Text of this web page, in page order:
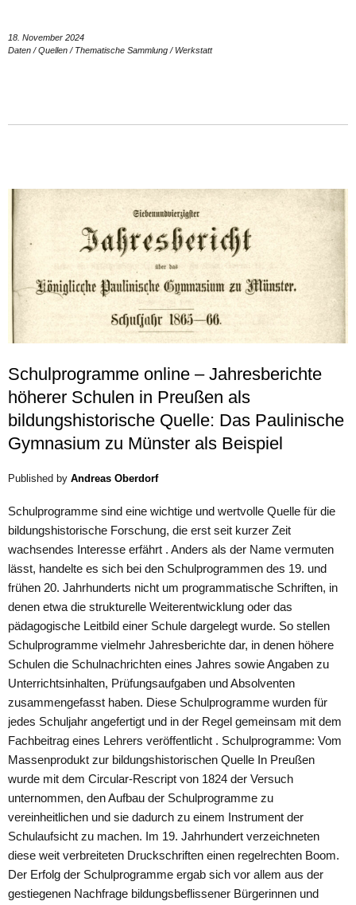
18. November 2024
Daten /Quellen / Thematische Sammlung / Werkstatt
Schulprogramme online – Jahresberichte
höherer Schulen in Preußen als
bildungshistorische Quelle: Das Paulinische
Gymnasium zu Münster als Beispiel
Published by Andreas Oberdorf
Schulprogramme sind eine wichtige und wertvolle Quelle für die
bildungshistorische Forschung, die erst seit kurzer Zeit
wachsendes Interesse erfährt . Anders als der Name vermuten
lässt, handelte es sich bei den Schulprogrammen des 19. und
frühen 20. Jahrhunderts nicht um programmatische Schriften, in
denen etwa die strukturelle Weiterentwicklung oder das
pädagogische Leitbild einer Schule dargelegt wurde. So stellen
Schulprogramme vielmehr Jahresberichte dar, in denen höhere
Schulen die Schulnachrichten eines Jahres sowie Angaben zu
Unterrichtsinhalten, Prüfungsaufgaben und Absolventen
zusammengefasst haben. Diese Schulprogramme wurden für
jedes Schuljahr angefertigt und in der Regel gemeinsam mit dem
Fachbeitrag eines Lehrers veröffentlicht . Schulprogramme: Vom
Massenprodukt zur bildungshistorischen Quelle In Preußen
wurde mit dem Circular-Rescript von 1824 der Versuch
unternommen, den Aufbau der Schulprogramme zu
vereinheitlichen und sie dadurch zu einem Instrument der
Schulaufsicht zu machen. Im 19. Jahrhundert verzeichneten
diese weit verbreiteten Druckschriften einen regelrechten Boom.
Der Erfolg der Schulprogramme ergab sich vor allem aus der
gestiegenen Nachfrage bildungsbeflissener Bürgerinnen und